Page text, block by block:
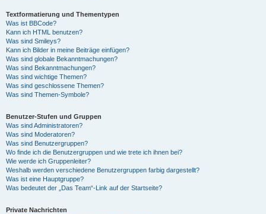
Textformatierung und Thementypen
Was ist BBCode?
Kann ich HTML benutzen?
Was sind Smileys?
Kann ich Bilder in meine Beiträge einfügen?
Was sind globale Bekanntmachungen?
Was sind Bekanntmachungen?
Was sind wichtige Themen?
Was sind geschlossene Themen?
Was sind Themen-Symbole?
Benutzer-Stufen und Gruppen
Was sind Administratoren?
Was sind Moderatoren?
Was sind Benutzergruppen?
Wo finde ich die Benutzergruppen und wie trete ich ihnen bei?
Wie werde ich Gruppenleiter?
Weshalb werden verschiedene Benutzergruppen farbig dargestellt?
Was ist eine Hauptgruppe?
Was bedeutet der „Das Team“-Link auf der Startseite?
Private Nachrichten